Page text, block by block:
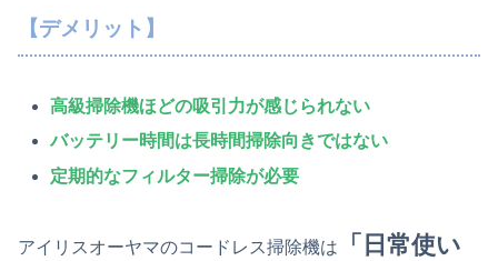
【デメリット】
高級掃除機ほどの吸引力が感じられない
バッテリー時間は長時間掃除向きではない
定期的なフィルター掃除が必要
アイリスオーヤマのコードレス掃除機は
「日常使い